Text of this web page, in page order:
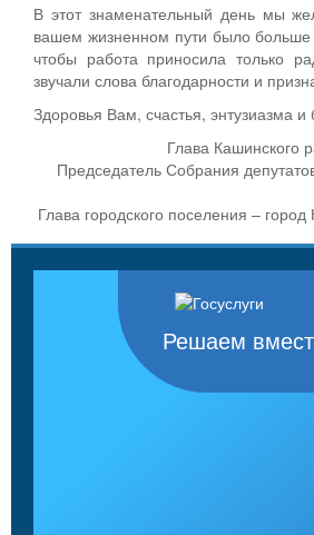
В этот знаменательный день мы
вашем жизненном пути было
чтобы работа приносила только
звучали слова благодарности и
Здоровья Вам, счастья, энтузиазма и
Глава Кашинского
Председатель Собрания
Глава городского поселения –
Решаем